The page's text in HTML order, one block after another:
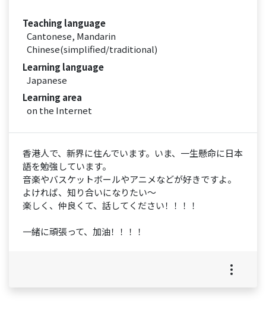
Teaching language
Cantonese, Mandarin
Chinese(simplified/traditional)
Learning language
Japanese
Learning area
on the Internet
香港人で、新界に住んでいます。いま、一生懸命に日本
語を勉強しています。
音楽やバスケットボールやアニメなどが好きですよ。
よければ、知り合いになりたい〜
楽しく、仲良くて、話してください！！！！
一緒に頑張って、加油！！！！